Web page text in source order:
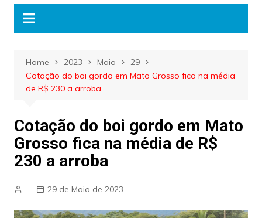
Home 2023 Maio
29
Cotação do boi gordo em Mato Grosso fica na média
de R$ 230 a arroba
Cotação do boi gordo em Mato
Grosso fica na média de R$
230 a arroba
29 de Maio de 2023